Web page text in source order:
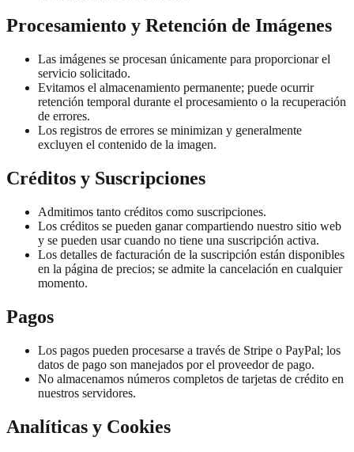
Procesamiento y Retención de Imágenes
Las imágenes se procesan únicamente para proporcionar el
servicio solicitado.
Evitamos el almacenamiento permanente; puede ocurrir
retención temporal durante el procesamiento o la recuperación
de errores.
Los registros de errores se minimizan y generalmente
excluyen el contenido de la imagen.
Créditos y Suscripciones
Admitimos tanto créditos como suscripciones.
Los créditos se pueden ganar compartiendo nuestro sitio web
y se pueden usar cuando no tiene una suscripción activa.
Los detalles de facturación de la suscripción están disponibles
en la página de precios; se admite la cancelación en cualquier
momento.
Pagos
Los pagos pueden procesarse a través de Stripe o PayPal; los
datos de pago son manejados por el proveedor de pago.
No almacenamos números completos de tarjetas de crédito en
nuestros servidores.
Analíticas y Cookies